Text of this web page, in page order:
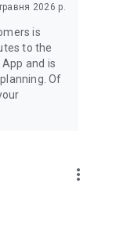
2026 р.
is
to the
and is
Of
more_vert